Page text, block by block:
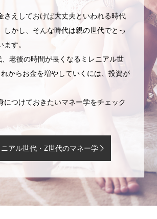
さえしておけば大丈夫といわれる時代
しかし、そんな時代は親の世代でとっ
す。
老後の時間が長くなるミレニアル世
からお金を増やしていくには、投資が
につけておきたいマネー学をチェック
ニアル世代・Z世代のマネー学